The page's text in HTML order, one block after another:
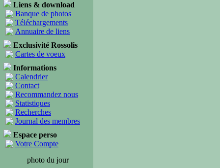
Liens & download
Banque de photos
Téléchargements
Annuaire de liens
Exclusivité Rossolis
Cartes de voeux
Informations
Calendrier
Contact
Recommandez nous
Statistiques
Recherches
Journal des membres
Espace perso
Votre Compte
photo du jour